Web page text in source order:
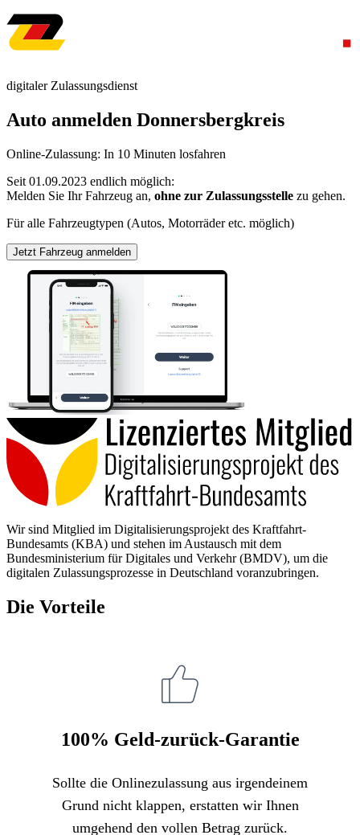
digitaler Zulassungsdienst
Auto anmelden Donnersbergkreis
Online-Zulassung: In 10 Minuten losfahren
Seit 01.09.2023 endlich möglich:
Melden Sie Ihr Fahrzeug an, ohne zur Zulassungsstelle zu gehen.
Für alle Fahrzeugtypen (Autos, Motorräder etc. möglich)
Jetzt Fahrzeug anmelden
Wir sind Mitglied im Digitalisierungsprojekt des Kraftfahrt-
Bundesamts (KBA) und stehen im Austausch mit dem
Bundesministerium für Digitales und Verkehr (BMDV), um die
digitalen Zulassungsprozesse in Deutschland voranzubringen.
Die Vorteile
100% Geld-zurück-Garantie
Sollte die Onlinezulassung aus irgendeinem
Grund nicht klappen, erstatten wir Ihnen
umgehend den vollen Betrag zurück.